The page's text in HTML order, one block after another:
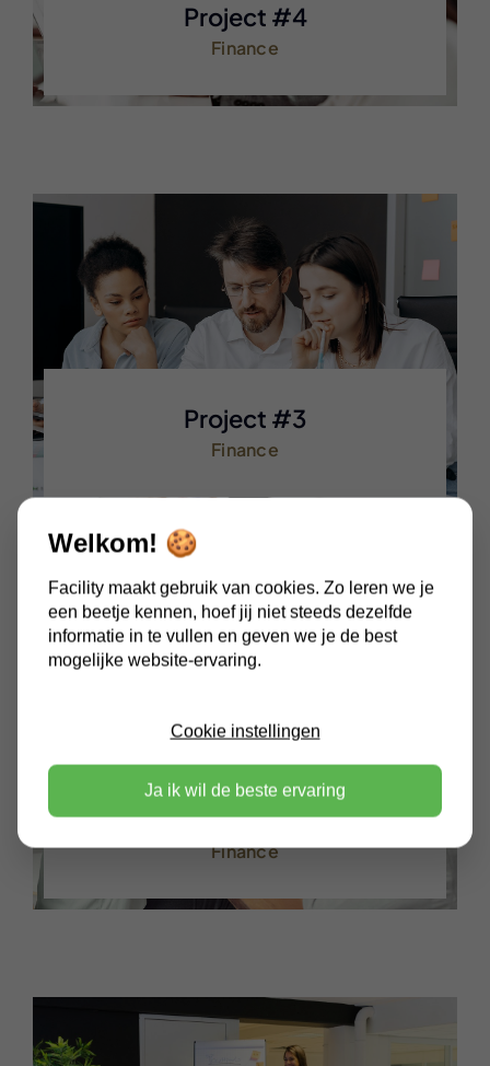
Project #4
Finance
Project #3
Finance
Project #2
Finance
Welkom! 🍪
Facility maakt gebruik van cookies. Zo leren we je
een beetje kennen, hoef jij niet steeds dezelfde
informatie in te vullen en geven we je de best
mogelijke website-ervaring.
Cookie instellingen
Ja ik wil de beste ervaring